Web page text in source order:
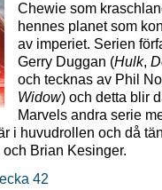
Chewie som
hennes planet som
av imperiet. Serien
Gerry Duggan (Hulk,
och tecknas av Phil
Widow) och detta blir
Marvels andra serie
i huvudrollen och då
Brian Kesinger.
42